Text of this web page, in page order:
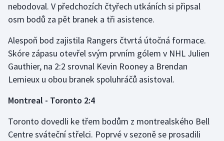
Lyže a snowboard
Motorsport
Olympijské hry
Parasport
nebodoval. V předchozích čtyřech utkáních si připsal
osm bodů za pět branek a tři asistence.
Alespoň bod zajistila Rangers čtvrtá útočná formace.
Skóre zápasu otevřel svým prvním gólem v NHL Julien
Gauthier, na 2:2 srovnal Kevin Rooney a Brendan
Lemieux u obou branek spoluhráčů asistoval.
Montreal - Toronto 2:4
Toronto dovedli ke třem bodům z montrealského Bell
Centre sváteční střelci. Poprvé v sezoně se prosadili